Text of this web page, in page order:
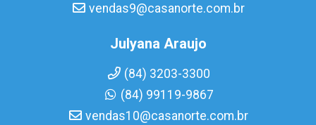
vendas9@casanorte.com.br
Julyana Araujo
(84) 3203-3300
(84) 99119-9867
vendas10@casanorte.com.br